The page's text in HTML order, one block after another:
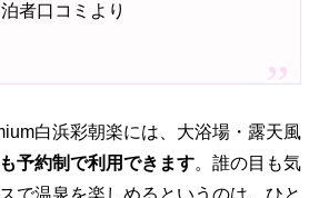
者口コミより
白浜彩朝楽には、大浴場・露天風
予約制で利用できます。誰の目も気
で温泉を楽しめるというのは、ひと